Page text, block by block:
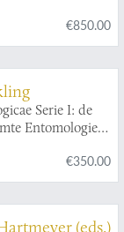
Plate 4.3.
€850.00
Serie I: de
Entomologie
€350.00
(eds.)